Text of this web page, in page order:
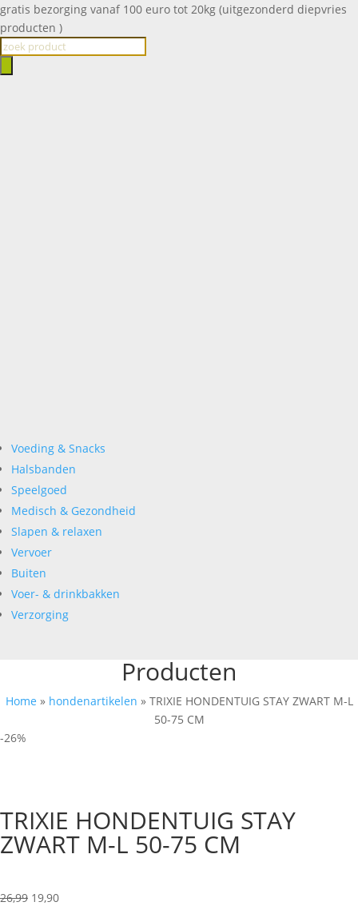
gratis bezorging vanaf 100 euro tot 20kg (uitgezonderd diepvries
producten )
Producten
Voeding & Snacks
Halsbanden
Speelgoed
Medisch & Gezondheid
Slapen & relaxen
Vervoer
Buiten
Voer- & drinkbakken
Verzorging
Producten
Home » hondenartikelen » TRIXIE HONDENTUIG STAY ZWART M-L
50-75 CM
-26%
TRIXIE HONDENTUIG STAY
ZWART M-L 50-75 CM
26,99 Oorspronkelijke
19,90Huidige